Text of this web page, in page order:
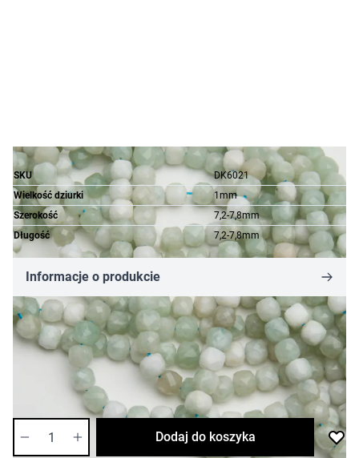
SKU
DK6021
Wielkość dziurki
1mm
Szerokość
7,2-7,8mm
Długość
7,2-7,8mm
Informacje o produkcie
9,93 zł
Cena za opakowanie
Ilość w opakowaniu: 6 szt.
Dostępność:wysoka
Dodaj do koszyka